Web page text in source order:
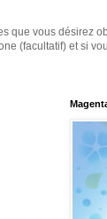
que vous désirez
(facultatif) et si